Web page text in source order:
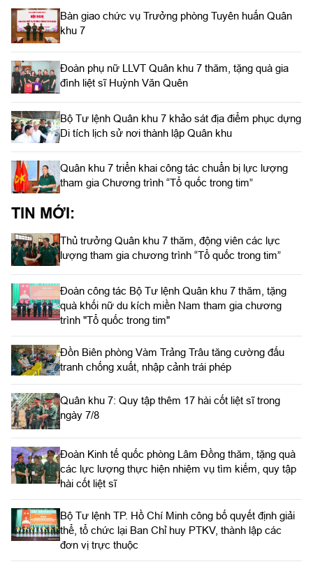
Bàn giao chức vụ Trưởng phòng Tuyên huấn Quân
khu 7
Đoàn phụ nữ LLVT Quân khu 7 thăm, tặng quà gia
đình liệt sĩ Huỳnh Văn Quên
Bộ Tư lệnh Quân khu 7 khảo sát địa điểm phục dựng
Di tích lịch sử nơi thành lập Quân khu
Quân khu 7 triển khai công tác chuẩn bị lực lượng
tham gia Chương trình “Tổ quốc trong tim”
TIN MỚI:
Thủ trưởng Quân khu 7 thăm, động viên các lực
lượng tham gia chương trình “Tổ quốc trong tim”
Đoàn công tác Bộ Tư lệnh Quân khu 7 thăm, tặng
quà khối nữ du kích miền Nam tham gia chương
trình "Tổ quốc trong tim"
Đồn Biên phòng Vàm Trảng Trâu tăng cường đấu
tranh chống xuất, nhập cảnh trái phép
Quân khu 7: Quy tập thêm 17 hài cốt liệt sĩ trong
ngày 7/8
Đoàn Kinh tế quốc phòng Lâm Đồng thăm, tặng quà
các lực lượng thực hiện nhiệm vụ tìm kiếm, quy tập
hài cốt liệt sĩ
Bộ Tư lệnh TP. Hồ Chí Minh công bố quyết định giải
thể, tổ chức lại Ban Chỉ huy PTKV, thành lập các
đơn vị trực thuộc